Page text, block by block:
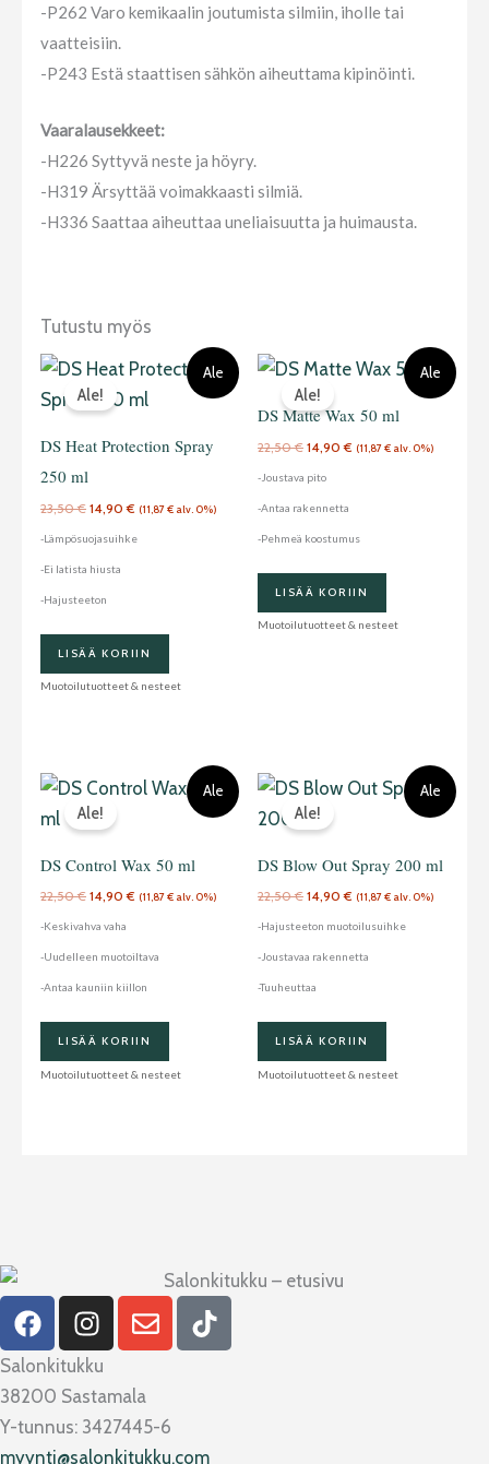
-P262 Varo kemikaalin joutumista silmiin, iholle tai
vaatteisiin.
-P243 Estä staattisen sähkön aiheuttama kipinöinti.
Vaaralausekkeet:
-H226 Syttyvä neste ja höyry.
-H319 Ärsyttää voimakkaasti silmiä.
-H336 Saattaa aiheuttaa uneliaisuutta ja huimausta.
Tutustu myös
Ale
Ale!
DS Heat Protection Spray
250 ml
23,50€
Alkuperäinen
hinta
oli:
23,50 €.
14,90€
Nykyinen
hinta
on:
14,90 €.
(11,87€ alv. 0%)
-Lämpösuojasuihke
-Ei latista hiusta
-Hajusteeton
LISÄÄ KORIIN
Muotoilutuotteet & nesteet
Ale
Ale!
DS Matte Wax 50 ml
22,50€
Alkuperäinen
hinta
oli:
22,50 €.
14,90€
Nykyinen
hinta
14,90 €.
(11,87€ alv. 0%)
-Joustava pito
-Antaa rakennetta
-Pehmeä koostumus
LISÄÄ KORIIN
Muotoilutuotteet & nesteet
Ale
Ale!
DS Control Wax 50 ml
22,50€
Alkuperäinen
hinta
oli:
22,50 €.
14,90€
Nykyinen
hinta
(11,87€ alv. 0%)
-Keskivahva vaha
-Uudelleen muotoiltava
-Antaa kauniin kiillon
LISÄÄ KORIIN
Muotoilutuotteet & nesteet
Ale
Ale!
DS Blow Out Spray 200 ml
22,50€
Alkuperäinen
hinta
oli:
22,50 €.
14,90€
Nykyinen
hinta
(11,87€ alv. 0%)
-Hajusteeton muotoilusuihke
-Joustavaa rakennetta
-Tuuheuttaa
LISÄÄ KORIIN
Muotoilutuotteet & nesteet
F
a
c
e
b
o
I
n
s
t
a
g
E
n
e
l
o
T
i
Salonkitukku
38200 Sastamala
Y-tunnus: 3427445-6
myynti@salonkitukku.com